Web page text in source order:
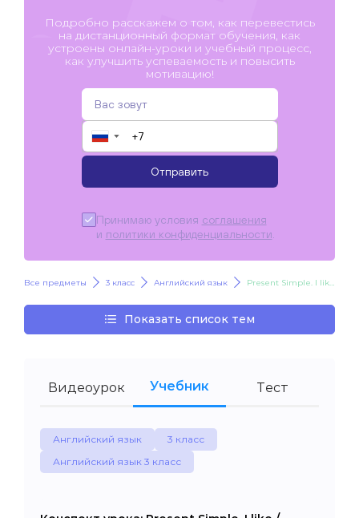
Подробно расскажем о том, как перевестись
на дистанционный формат обучения, как
устроены онлайн-уроки и учебный процесс,
как улучшить успеваемость и повысить
мотивацию!
▼
Отправить
Принимаю условия соглашения
и политики конфиденциальности
Все предметы 3 класс Английский язык Present Simple. I like / he likes
Показать список тем
Видеоурок Учебник Тест
Английский язык
3 класс
Английский язык 3 класс